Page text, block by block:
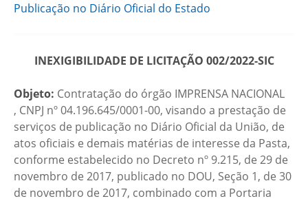
Publicação no Diário Oficial do Estado
INEXIGIBILIDADE DE LICITAÇÃO 002/2022-SIC
Objeto: Contratação do órgão IMPRENSA NACIONAL​
, CNPJ nº 04.196.645/0001-00, visando a prestação de
serviços de publicação no Diário Oficial da União, de
atos oficiais e demais matérias de interesse da Pasta,
conforme estabelecido no Decreto nº 9.215, de 29 de
novembro de 2017, publicado no DOU, Seção 1, de 30
de novembro de 2017, combinado com a Portaria